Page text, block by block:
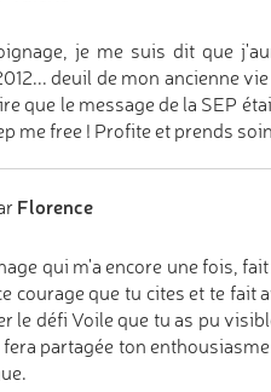
je me suis dit que
deuil de mon ancienne
que le message de la SEP
me free ! Profite et prends
Florence
qui m'a encore une fois,
courage que tu cites et te
le défi Voile que tu as pu
partagée ton